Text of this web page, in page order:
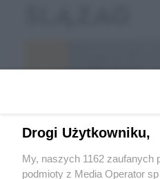
Drogi Użytkowniku,
My, naszych 1162 zaufanych
podmioty z Media Operator